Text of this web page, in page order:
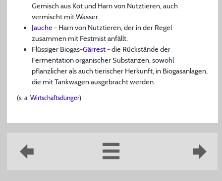
Gemisch aus Kot und Harn von Nutztieren, auch
vermischt mit Wasser.
Jauche - Harn von Nutztieren, der in der Regel
zusammen mit Festmist anfällt.
Flüssiger Biogas-Gärrest- die Rückstände der
Fermentation organischer Substanzen, sowohl
pflanzlicher als auch tierischer Herkunft, in Biogasanlagen,
die mit Tankwagen ausgebracht werden.
(s. a. Wirtschaftsdünger)